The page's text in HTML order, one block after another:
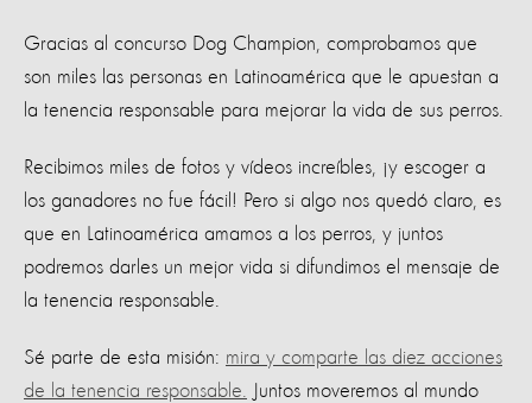
Gracias al concurso Dog Champion, comprobamos que
son miles las personas en Latinoamérica que le apuestan a
la tenencia responsable para mejorar la vida de sus perros.
Recibimos miles de fotos y vídeos increíbles, ¡y escoger a
los ganadores no fue fácil! Pero si algo nos quedó claro, es
que en Latinoamérica amamos a los perros, y juntos
podremos darles un mejor vida si difundimos el mensaje de
la tenencia responsable.
Sé parte de esta misión: mira y comparte las diez acciones
de la tenencia responsable.
Juntos moveremos al mundo